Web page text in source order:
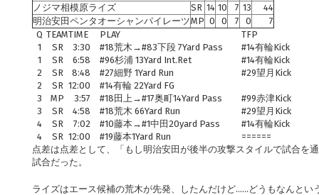
ノジマ相模原ライズ
SR 14 10 7 13
44
明治安田ペンタオーシャンパイレーツMP 0 0 7 0
7
Q TEAMTIME PLAY
TFP
1
SR 3:30 #18荒木→#83下段 7Yard Pass
#14有輪Kick
1
SR 6:58 #96杉浦 13Yard Int.Ret
#14有輪Kick
2
SR 8:48 #27細野 1Yard Run
#29望月Kick
2
SR 12:00 #14有輪 22Yard FG
3
MP 3:57 #18田上→#17奥町14Yard Pass
#99赤津Kick
3
SR 4:58 #18荒木 66Yard Run
#29望月Kick
4
SR 7:02 #10藤本→#1中田20yard Pass
#14有輪Kick
4
SR 12:00 #19藤本1Yard Run
======
点差は点差として、「もし明治安田が後半の攻撃スタイルで試合を
試合だった。
ライズはエース候補の荒木が先発、したんだけど……どうもなんとい